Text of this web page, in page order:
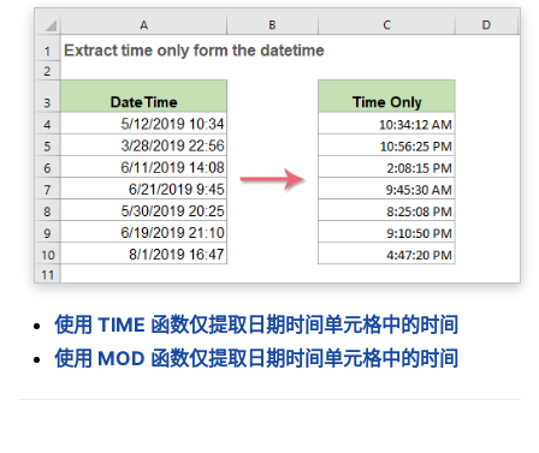
使用 TIME 函数仅提取日期时间单元格中的时间
使用 MOD 函数仅提取日期时间单元格中的时间